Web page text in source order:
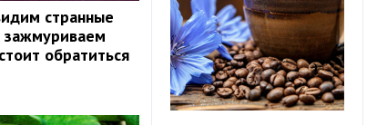
странные
зажмуриваем
обратиться